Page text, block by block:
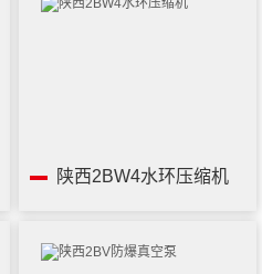
陕西2BW4水环压缩机